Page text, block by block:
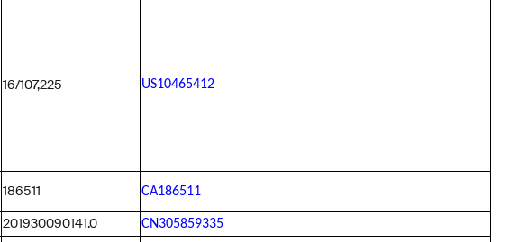
16/107,225 US10465412
186511 CA186511
201930090141.0 CN305859335